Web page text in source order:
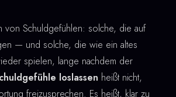
von Schuldgefühlen: solche, die auf
— und solche, die wie ein altes
spielen, lange nachdem der
loslassen heißt nicht,
freizusprechen. Es heißt, klar zu